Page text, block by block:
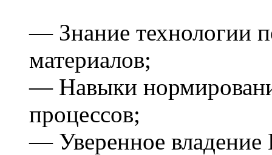
— Знание технологии
материалов;
— Навыки
процессов;
— Уверенное